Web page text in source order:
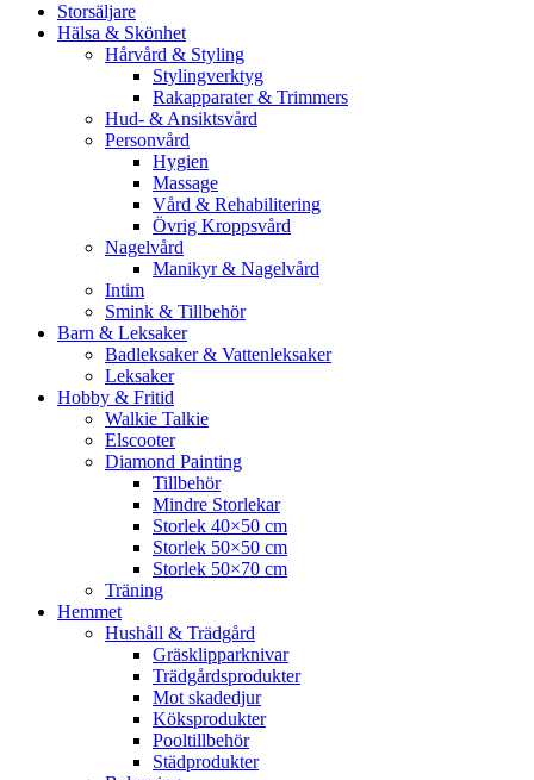
Storsäljare
Hälsa & Skönhet
Hårvård & Styling
Stylingverktyg
Rakapparater & Trimmers
Hud- & Ansiktsvård
Personvård
Hygien
Massage
Vård & Rehabilitering
Övrig Kroppsvård
Nagelvård
Manikyr & Nagelvård
Intim
Smink & Tillbehör
Barn & Leksaker
Badleksaker & Vattenleksaker
Leksaker
Hobby & Fritid
Walkie Talkie
Elscooter
Diamond Painting
Tillbehör
Mindre Storlekar
Storlek 40×50 cm
Storlek 50×50 cm
Storlek 50×70 cm
Träning
Hemmet
Hushåll & Trädgård
Gräsklipparknivar
Trädgårdsprodukter
Mot skadedjur
Köksprodukter
Pooltillbehör
Städprodukter